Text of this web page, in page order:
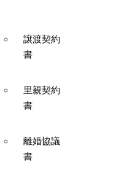
譲渡契約
書
里親契約
書
離婚協議
書